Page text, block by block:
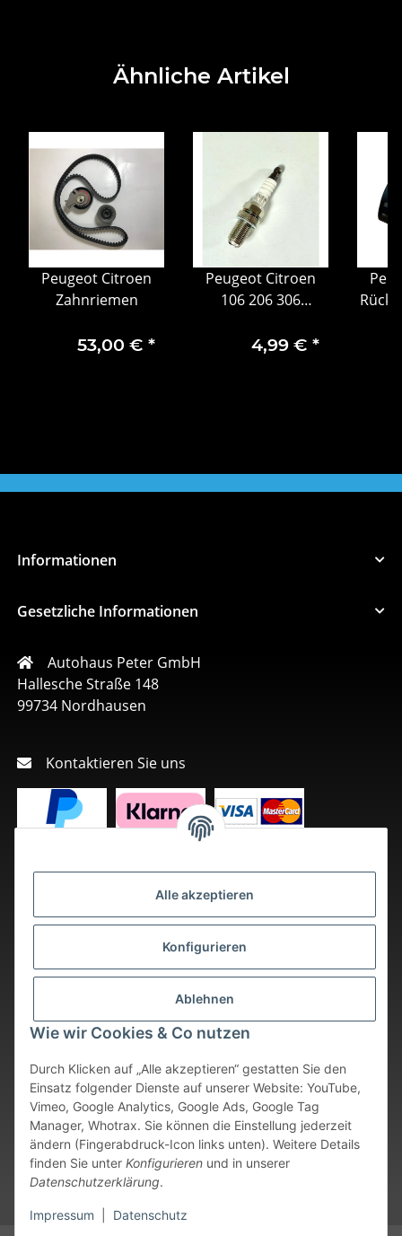
Alle akzeptieren
Konfigurieren
Ablehnen
Wie wir Cookies & Co nutzen
Durch Klicken auf „Alle akzeptieren“ gestatten Sie den
Einsatz folgender Dienste auf unserer Website: YouTube,
Vimeo, Google Analytics, Google Ads, Google Tag
Manager, Whotrax. Sie können die Einstellung jederzeit
ändern (Fingerabdruck-Icon links unten). Weitere Details
finden Sie unter Konfigurieren und in unserer
Datenschutzerklärung.
Impressum Datenschutz
Ähnliche Artikel
Peugeot Citroen
Zahnriemen
53,00 € *
Peugeot Citroen
106 206 306
Zündkerze 5962.R5
4,99 € *
Informationen
Gesetzliche Informationen
Autohaus Peter GmbH
Hallesche Straße 148
99734 Nordhausen
Kontaktieren Sie uns
Vertrag widerrufen
* Alle Preise inkl. gesetzlicher USt., zzgl.Versand
verfügbaren Artikeln erfolgt der Versand innerhalb von 24